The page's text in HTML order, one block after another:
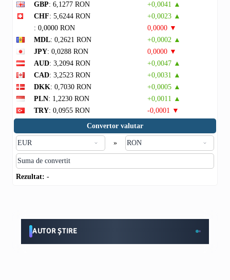
GBP: 6,1277 RON
+0,0041 ▲
CHF: 5,6244 RON
+0,0023 ▲
: 0,0000 RON
0,0000 ▼
MDL: 0,2621 RON
+0,0002 ▲
JPY: 0,0288 RON
0,0000 ▼
AUD: 3,2094 RON
+0,0047 ▲
CAD: 3,2523 RON
+0,0031 ▲
DKK: 0,7030 RON
+0,0005 ▲
PLN: 1,2230 RON
+0,0011 ▲
TRY: 0,0955 RON
-0,0001 ▼
Convertor valutar
»
Rezultat: -
AUTOR ȘTIRE